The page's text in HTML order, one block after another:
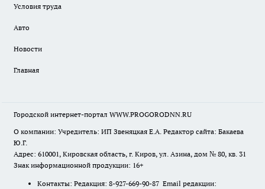
Условия труда
Авто
Новости
Главная
Городской интернет-портал WWW.PROGORODNN.RU
О компании: Учредитель: ИП Звеняцкая Е.А. Редактор сайта: Бакаева
Ю.Г.
Адрес: 610001, Кировская область, г. Киров, ул. Азина, дом № 80, кв. 31
Знак информационной продукции: 16+
Контакты: Редакция: 8-927-669-90-87 Email редакции: